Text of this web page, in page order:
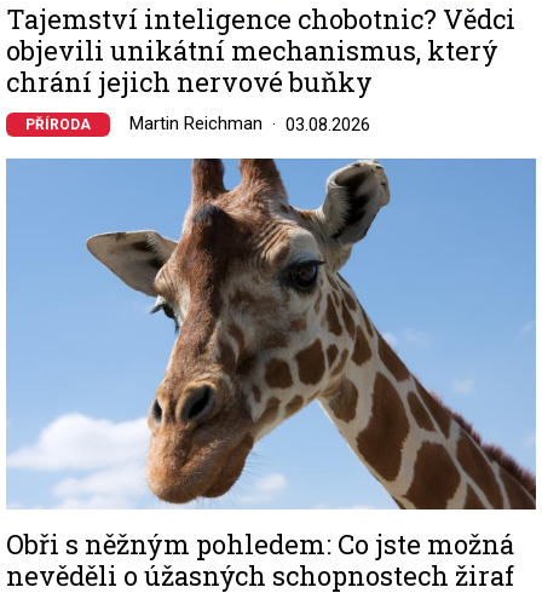
Tajemství inteligence chobotnic? Vědci
objevili unikátní mechanismus, který
chrání jejich nervové buňky
PŘÍRODA Martin Reichman 03.08.2026
Obři s něžným pohledem: Co jste možná
nevěděli o úžasných schopnostech žiraf